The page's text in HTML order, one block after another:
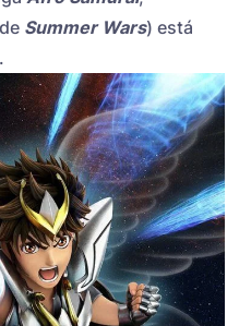
Summer Wars) está